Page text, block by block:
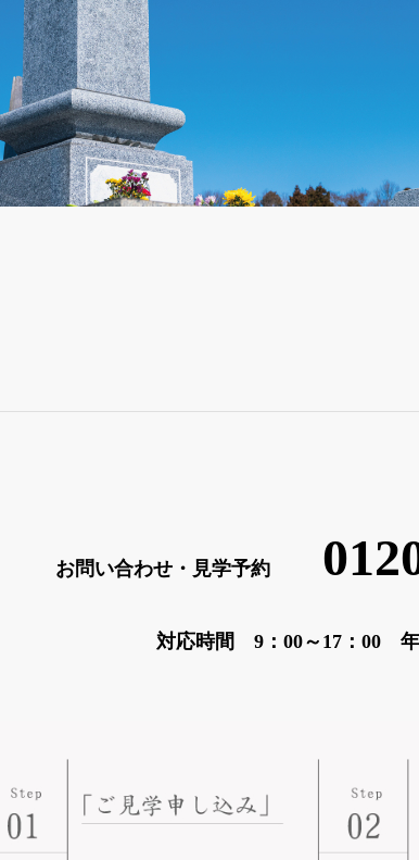
お問い合わせ・見学予約
対応時間 9：00～17：00